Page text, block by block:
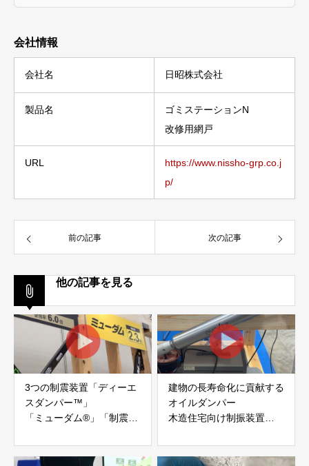
会社情報
会社名 日昭株式会社
製品名
ゴミステーションN
改修用網戸
URL
https://www.nissho-grp.co.j
p/
前の記事 次の記事
他の記事を見る
3つの制震装置「ディーエ
スダンパー™」
「ミューダム®」「制震テ
アイディールブレーン株式
会社
建物の長寿命化に貢献する
オイルダンパー
木造住宅向け制振装置
株式会社evoltz